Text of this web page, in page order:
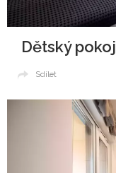
Dětský
Sdílet